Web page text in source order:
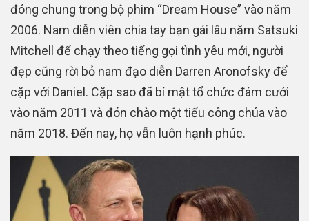
đóng chung trong bộ phim “Dream House” vào năm
2006. Nam diễn viên chia tay bạn gái lâu năm Satsuki
Mitchell để chạy theo tiếng gọi tình yêu mới, người
đẹp cũng rời bỏ nam đạo diễn Darren Aronofsky để
cặp với Daniel. Cặp sao đã bí mật tổ chức đám cưới
vào năm 2011 và đón chào một tiểu công chúa vào
năm 2018. Đến nay, họ vẫn luôn hạnh phúc.